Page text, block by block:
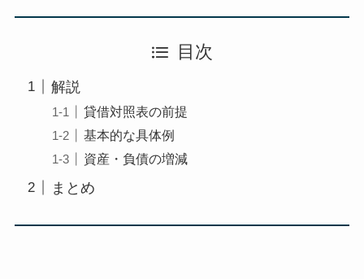
目次
解説
貸借対照表の前提
基本的な具体例
資産・負債の増減
まとめ